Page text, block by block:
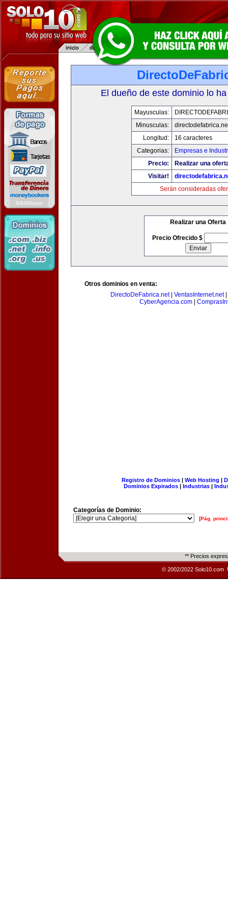
El dueño de este dominio lo
Mayusculas:
Minusculas:
Longitud:
16 caracteres
Categorias:
Empresas e
Precio:
Realizar una
Visitar!
Serán consideradas
Realizar una Oferta
Precio Ofrecido $
Otros dominios en venta:
DirectoDeFabrica.net| VentasInternet.net|
CyberAgencia.com
Registro de Dominios| Web Hosting |
Dominios Expirados | Industrias |
Categorías de Dominio:
[Pág.
** Precios
© 2002/2022 Solo10.com